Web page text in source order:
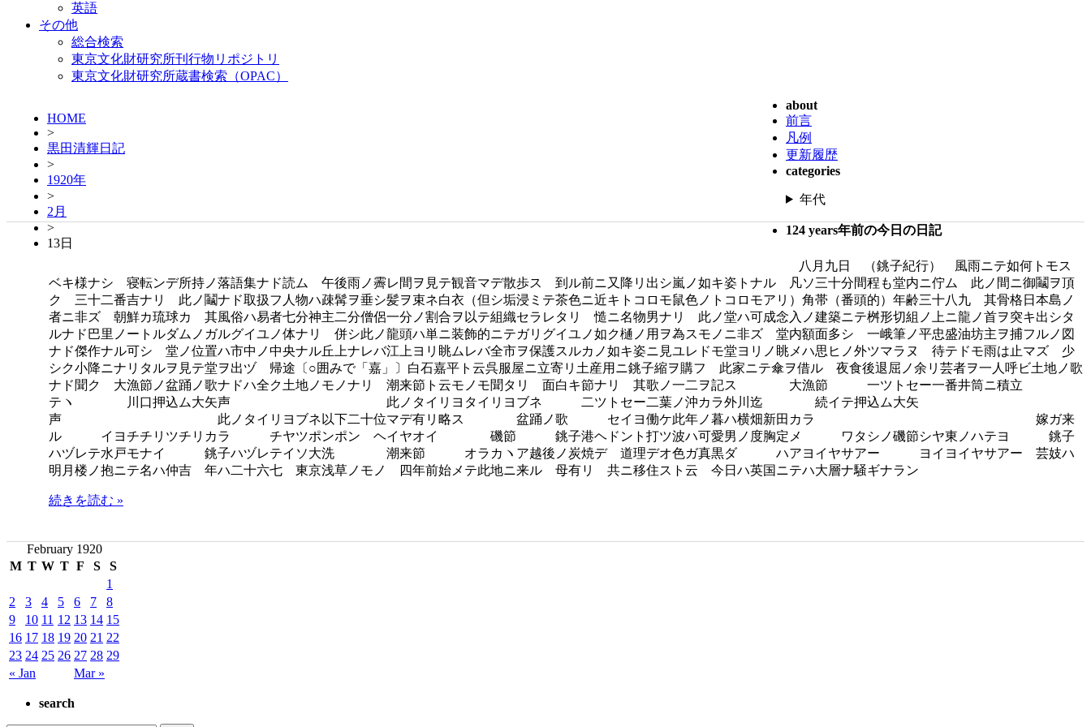
英語
その他
総合検索
東京文化財研究所刊行物リポジトリ
東京文化財研究所蔵書検索（OPAC）
HOME
>
黒田清輝日記
>
1920年
>
2月
>
13日
about
前言
凡例
更新履歴
categories
年代
124 years年前の今日の日記
八月九日 （銚子紀行） 風雨ニテ如何トモス
ベキ様ナシ 寝転ンデ所持ノ落語集ナド読ム 午後雨ノ霽レ間ヲ見テ観音マデ散歩ス 到ル前ニ又降リ出シ嵐ノ如キ姿トナル 凡ソ三十分間程も堂内ニ佇ム 此ノ間ニ御鬮ヲ頂
ク 三十二番吉ナリ 此ノ鬮ナド取扱フ人物ハ疎髯ヲ垂シ髪ヲ束ネ白衣（但シ垢浸ミテ茶色ニ近キトコロモ鼠色ノトコロモアリ）角帯（番頭的）年齢三十八九 其骨格日本島ノ
者ニ非ズ 朝鮮カ琉球カ 其風俗ハ易者七分神主二分僧侶一分ノ割合ヲ以テ組織セラレタリ 慥ニ名物男ナリ 此ノ堂ハ可成念入ノ建築ニテ桝形切組ノ上ニ龍ノ首ヲ突キ出シタ
ルナド巴里ノートルダムノガルグイユノ体ナリ 併シ此ノ龍頭ハ単ニ装飾的ニテガリグイユノ如ク樋ノ用ヲ為スモノニ非ズ 堂内額面多シ 一峨筆ノ平忠盛油坊主ヲ捕フルノ図
ナド傑作ナル可シ 堂ノ位置ハ市中ノ中央ナル丘上ナレバ江上ヨリ眺ムレバ全市ヲ保護スルカノ如キ姿ニ見ユレドモ堂ヨリノ眺メハ思ヒノ外ツマラヌ 待テドモ雨は止マズ 少
シク小降ニナリタルヲ見テ堂ヲ出ヅ 帰途〔○囲みで「嘉」〕白石嘉平ト云呉服屋ニ立寄リ土産用ニ銚子縮ヲ購フ 此家ニテ傘ヲ借ル 夜食後退屈ノ余リ芸者ヲ一人呼ビ土地ノ歌
ナド聞ク 大漁節ノ盆踊ノ歌ナドハ全ク土地ノモノナリ 潮来節ト云モノモ聞タリ 面白キ節ナリ 其歌ノ一二ヲ記ス 大漁節 一ツトセー一番井筒ニ積立
テヽ 川口押込ム大矢声 此ノタイリヨタイリヨブネ 二ツトセー二葉ノ沖カラ外川迄 続イテ押込ム大矢
声 此ノタイリヨブネ以下二十位マデ有リ略ス 盆踊ノ歌 セイヨ働ケ此年ノ暮ハ横畑新田カラ 嫁ガ来
ル イヨチチリツチリカラ チヤツポンポン ヘイヤオイ 磯節 銚子港ヘドント打ツ波ハ可愛男ノ度胸定メ ワタシノ磯節シヤ東ノハテヨ 銚子
ハヅレテ水戸モナイ 銚子ハヅレテイソ大洗 潮来節 オラカヽア越後ノ炭焼デ 道理デオ色ガ真黒ダ ハアヨイヤサアー ヨイヨイヤサアー 芸妓ハ
明月楼ノ抱ニテ名ハ仲吉 年ハ二十六七 東京浅草ノモノ 四年前始メテ此地ニ来ル 母有リ 共ニ移住スト云 今日ハ英国ニテハ大層ナ騒ギナラン
続きを読む »
February 1920
M T W T F S S
« Jan Mar »
1
2
3 4 5 6 7
8
9
10 11 12 13 14 15
16 17 18 19 20 21 22
23 24 25 26 27 28 29
search